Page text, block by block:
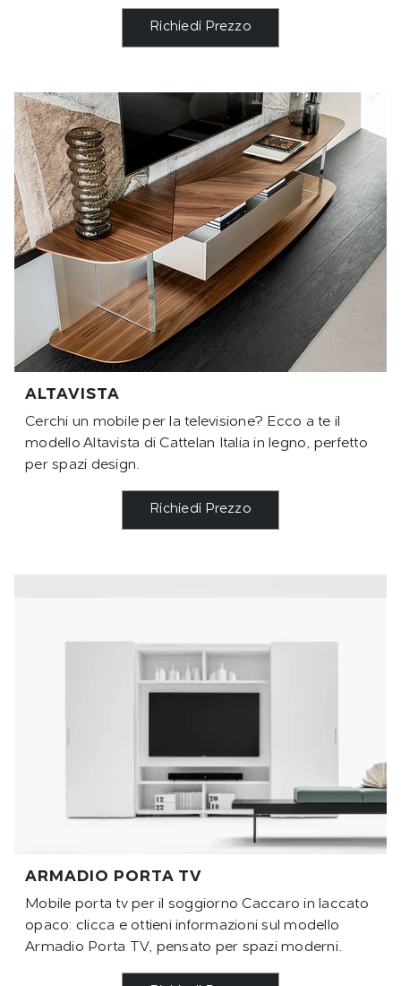
Richiedi Prezzo
ALTAVISTA
Cerchi un mobile per la televisione? Ecco a te il
modello Altavista di Cattelan Italia in legno, perfetto
per spazi design.
Richiedi Prezzo
ARMADIO PORTA TV
Mobile porta tv per il soggiorno Caccaro in laccato
opaco: clicca e ottieni informazioni sul modello
Armadio Porta TV, pensato per spazi moderni.